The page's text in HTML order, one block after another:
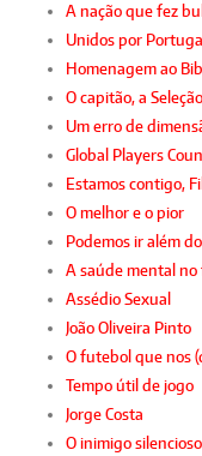
A nação que fez
Unidos por Portugal
Homenagem ao
O capitão, a
Um erro de
Global Players
Estamos contigo,
O melhor e o pior
Podemos ir além
A saúde mental no
Assédio Sexual
João Oliveira Pinto
O futebol que nos
Tempo útil de jogo
Jorge Costa
O inimigo silencioso